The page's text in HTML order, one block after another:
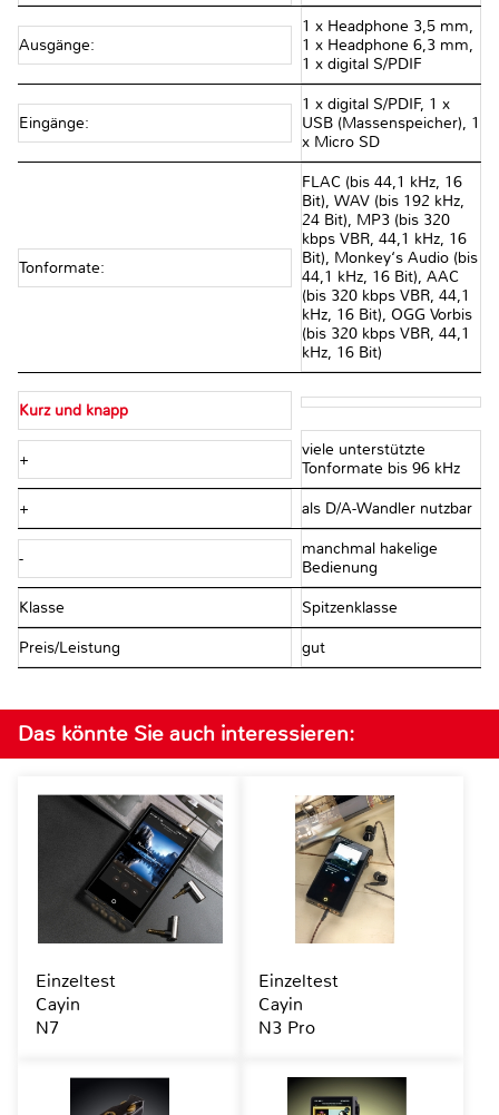
Ausgänge:
1 x Headphone 3,5 mm,
1 x Headphone 6,3 mm,
1 x digital S/PDIF
Eingänge:
1 x digital S/PDIF, 1 x
USB (Massenspeicher), 1
x Micro SD
Tonformate:
FLAC (bis 44,1 kHz, 16
Bit), WAV (bis 192 kHz,
24 Bit), MP3 (bis 320
kbps VBR, 44,1 kHz, 16
Bit), Monkey‘s Audio (bis
44,1 kHz, 16 Bit), AAC
(bis 320 kbps VBR, 44,1
kHz, 16 Bit), OGG Vorbis
(bis 320 kbps VBR, 44,1
kHz, 16 Bit)
Kurz und knapp
+
viele unterstützte
Tonformate bis 96 kHz
+ als D/A-Wandler nutzbar
-
manchmal hakelige
Bedienung
Klasse Spitzenklasse
Preis/Leistung gut
Das könnte Sie auch interessieren:
Einzeltest
Cayin
N7
Einzeltest
Cayin
N3 Pro